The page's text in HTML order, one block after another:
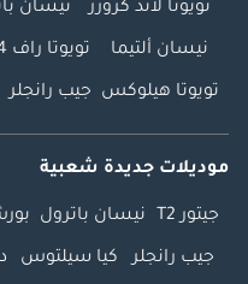
تويوتا لاند كروزر نيسان
نيسان ألتيما تويوتا راف 4
تويوتا هيلوكس جيب رانجلر
موديلات جديدة شعبية
جيتور T2 نيسان باترول بورش
جيب رانجلر كيا سيلتوس